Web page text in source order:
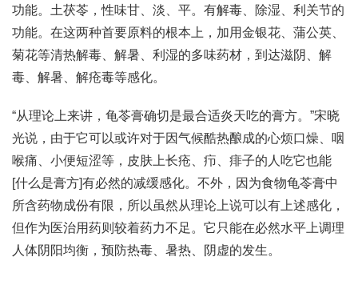
功能。土茯苓，性味甘、淡、平。有解毒、除湿、利关节的
功能。在这两种首要原料的根本上，加用金银花、蒲公英、
菊花等清热解毒、解暑、利湿的多味药材，到达滋阴、解
毒、解暑、解疮毒等感化。
“从理论上来讲，龟苓膏确切是最合适炎天吃的膏方。”宋晓
光说，由于它可以或许对于因气候酷热酿成的心烦口燥、咽
喉痛、小便短涩等，皮肤上长疮、疖、痱子的人吃它也能
[什么是膏方]有必然的减缓感化。不外，因为食物龟苓膏中
所含药物成份有限，所以虽然从理论上说可以有上述感化，
但作为医治用药则较着药力不足。它只能在必然水平上调理
人体阴阳均衡，预防热毒、暑热、阴虚的发生。